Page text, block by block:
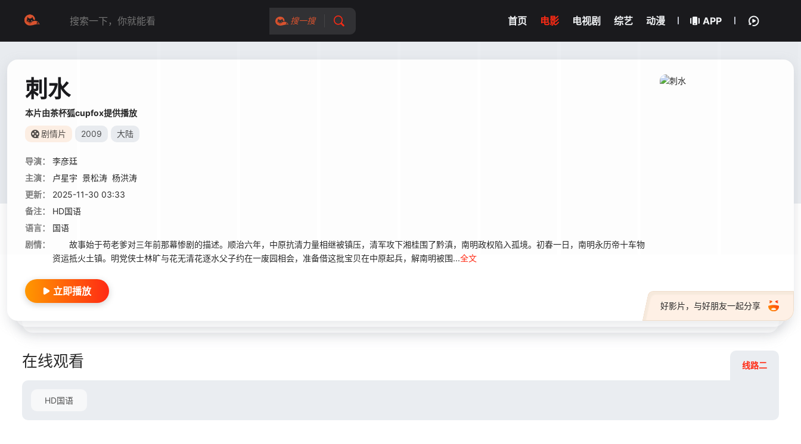
搜一搜 首页 电影 电视剧 综艺 动漫 APP
刺水
本片由茶杯狐cupfox提供播放
剧情片 2009 大陆
导演：
李彦廷
主演：
卢星宇 景松涛 杨洪涛
更新：
2025-11-30 03:33
备注：
HD国语
语言：
国语
剧情：
故事始于苟老爹对三年前那幕惨剧的描述。顺治六年，中原抗清力量相继被镇压，清军攻下湘桂围了黔滇，南明政权陷入孤境。初春一日，南明永历帝十车物
资运抵火土镇。明党侠士林旷与花无清花逐水父子约在一废园相会，准备借这批宝贝在中原起兵，解南明被围...全文
好影片，与好朋友一起分享
立即播放
在线观看 线路二
HD国语